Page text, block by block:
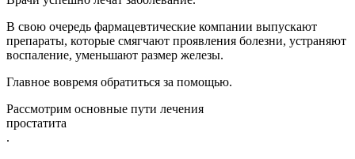
В свою очередь фармацевтические компании выпускают
препараты, которые смягчают проявления болезни, устраняют
воспаление, уменьшают размер железы.
Главное вовремя обратиться за помощью.
Рассмотрим основные пути лечения
простатита
.